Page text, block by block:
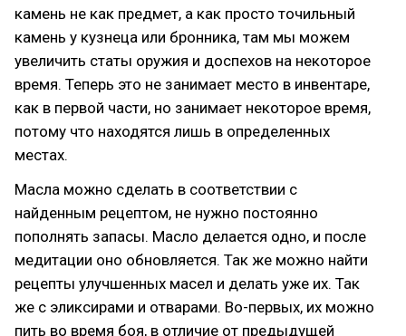
камень не как предмет, а как просто точильный
камень у кузнеца или бронника, там мы можем
увеличить статы оружия и доспехов на некоторое
время. Теперь это не занимает место в инвентаре,
как в первой части, но занимает некоторое время,
потому что находятся лишь в определенных
местах.
Масла можно сделать в соответствии с
найденным рецептом, не нужно постоянно
пополнять запасы. Масло делается одно, и после
медитации оно обновляется. Так же можно найти
рецепты улучшенных масел и делать уже их. Так
же с эликсирами и отварами. Во-первых, их можно
пить во время боя, в отличие от предыдущей